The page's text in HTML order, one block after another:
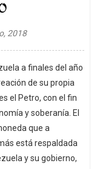
2018
a finales del año
de su propia
el Petro, con el fin
y soberanía. El
que a
está respaldada
y su gobierno,